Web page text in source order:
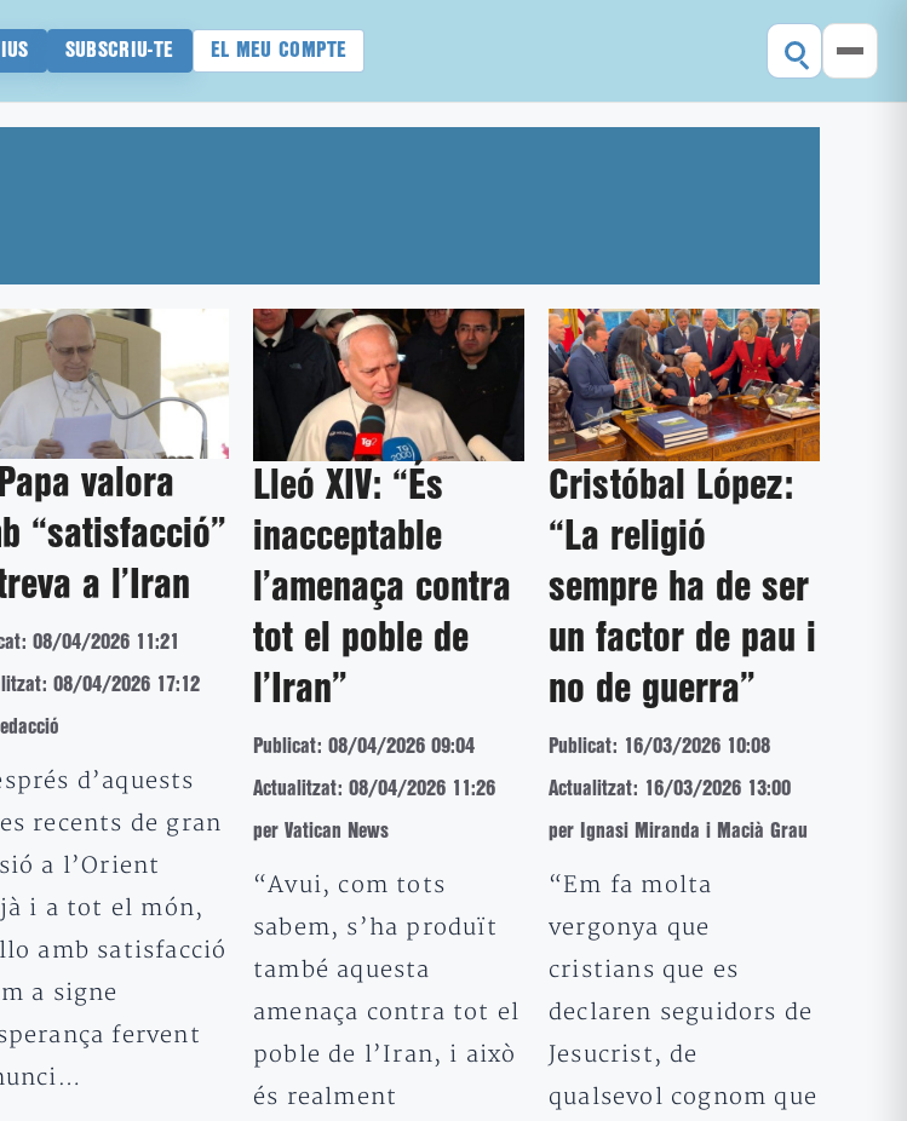
SUBSCRIU-TE EL MEU COMPTE
valora
“satisfacció”
a l’Iran
08/04/2026 11:21
08/04/2026 17:12
d’aquests
recents de gran
a l’Orient
i a tot el món,
amb satisfacció
a signe
fervent
Lleó XIV: “És
inacceptable
l’amenaça contra
tot el poble de
l’Iran”
Publicat: 08/04/2026 09:04
Actualitzat: 08/04/2026 11:26
per Vatican News
“Avui, com tots
sabem, s’ha produït
també aquesta
amenaça contra tot el
poble de l’Iran, i això
és realment
Cristóbal López:
“La religió
sempre ha de ser
un factor de pau i
no de guerra”
Publicat: 16/03/2026 10:08
Actualitzat: 16/03/2026 13:00
per Ignasi Miranda i Macià Grau
“Em fa molta
vergonya que
cristians que es
declaren seguidors de
Jesucrist, de
qualsevol cognom que